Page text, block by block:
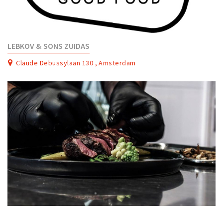
LEBKOV & SONS ZUIDAS
Claude Debussylaan 130 , Amsterdam